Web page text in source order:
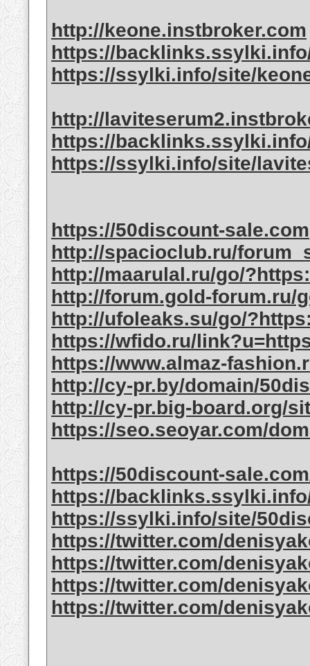
http://keone.instbroker.com
https://
https://ssylki.info/site/
http://
https://
https://ssylki.info/site/
https://50discount-sale.com
http://spacioclub.ru/
http://maarulal.ru/go/
http://forum.gold-forum.ru/
http://ufoleaks.su/go/
https://wfido.ru/
https://www.almaz-
http://cy-pr.by/domain/
http://cy-pr.big-board.org/
https://seo.seoyar.com/
https://50discount-
https://
https://ssylki.info/site/
https://twitter.com/
https://twitter.com/
https://twitter.com/
https://twitter.com/